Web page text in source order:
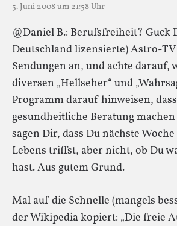
5. Juni 2008 um 21:58 Uhr
@Daniel B.: Berufsfreiheit? Guck
Deutschland lizensierte) Astro-
Sendungen an, und achte darauf,
diversen „Hellseher“ und
Programm darauf hinweisen,
gesundheitliche Beratung
sagen Dir, dass Du nächste
Lebens triffst, aber nicht, ob Du
hast. Aus gutem Grund.
Mal auf die Schnelle (mangels
der Wikipedia kopiert: „Die freie